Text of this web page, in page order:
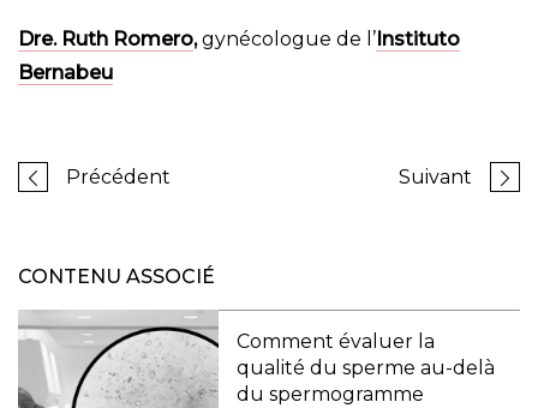
Dre. Ruth Romero,gynécologue de l’ Instituto
Bernabeu
Précédent Suivant
CONTENU ASSOCIÉ
Comment évaluer la
qualité du sperme au-delà
du spermogramme